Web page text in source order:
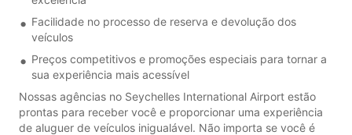
Facilidade no processo de reserva e devolução dos
veículos
Preços competitivos e promoções especiais para tornar a
sua experiência mais acessível
Nossas agências no Seychelles International Airport estão
prontas para receber você e proporcionar uma experiência
de aluguer de veículos inigualável. Não importa se você é